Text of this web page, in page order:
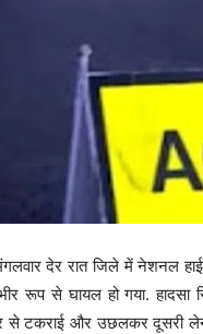
देर रात जिले में नेशनल
रूप से घायल हो गया. हादसा
से टकराई और उछलकर दूसरी